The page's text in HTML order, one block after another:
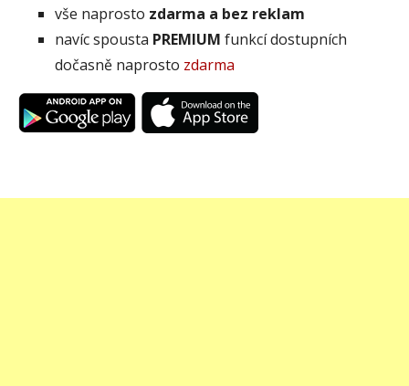
vše naprosto zdarma a bez reklam
navíc spousta PREMIUM funkcí dostupních
dočasně naprosto zdarma